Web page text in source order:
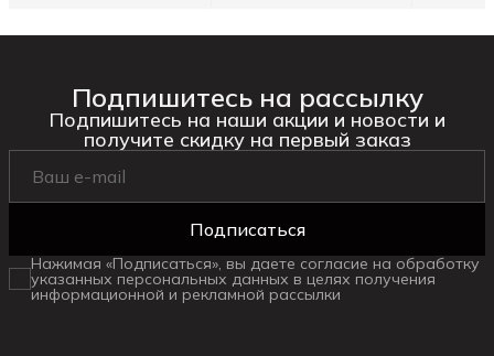
Подпишитесь на рассылку
Подпишитесь на наши акции и новости и
получите скидку на первый заказ
Подписаться
Нажимая «Подписаться», вы даете согласие на обработку
указанных персональных данных в целях получения
информационной и рекламной рассылки